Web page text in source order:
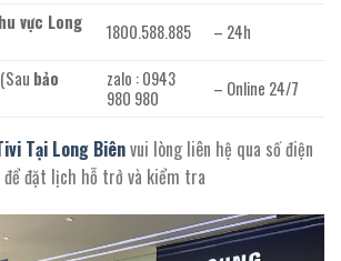
vực Long
1800.588.885
– 24h
bảo
zalo : 0943
980 980
– Online 24/7
Tại Long Biênvui lòng liên hệ qua số điện
đặt lịch hỗ trở và kiểm tra